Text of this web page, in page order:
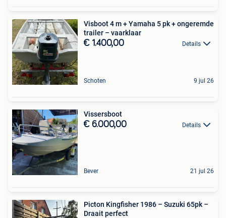
Visboot 4 m + Yamaha 5 pk + ongeremde
trailer – vaarklaar
€ 1.400,00 Details
Schoten 9 jul 26
Vissersboot
€ 6.000,00 Details
Bever 21 jul 26
Picton Kingfisher 1986 – Suzuki 65pk –
Draait perfect